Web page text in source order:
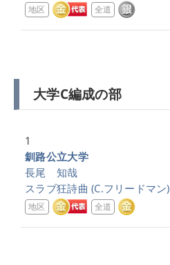
地区 全道
大学C編成の部
1
釧路公立大学
長尾 知哉
スラブ狂詩曲 (C.フリードマン)
地区 全道